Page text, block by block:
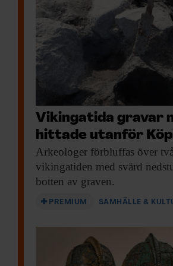
Skandinavien. Men spåren i
började snart att minska,
från öst och syd, konstaterar
ny studie, publicerad i den
tidskriften
Cell.
Vikingatida gravar
hittade utanför
Arkeologer förbluffas över
vikingatiden med svärd
botten av graven.
PREMIUM SAMHÄLLE &